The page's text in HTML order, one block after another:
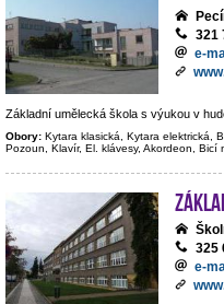
321
e-
Základní umělecká škola s výukou v
Obory: Kytara klasická, Kytara elektrická,
Pozoun, Klavír, El. klávesy, Akordeon, Bicí
325
e-